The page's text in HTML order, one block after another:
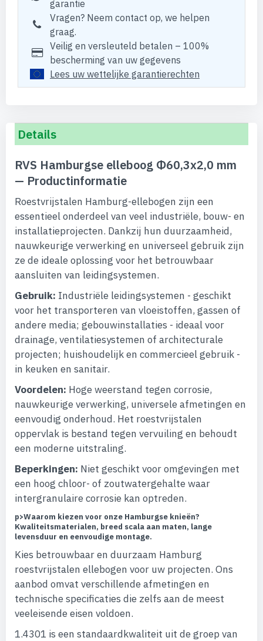
garantie
Vragen? Neem contact op, we helpen
graag.
Veilig en versleuteld betalen – 100%
bescherming van uw gegevens
Lees uw wettelijke garantierechten
Details
RVS Hamburgse elleboog Φ60,3x2,0 mm
— Productinformatie
Roestvrijstalen Hamburg-ellebogen zijn een
essentieel onderdeel van veel industriële, bouw- en
installatieprojecten. Dankzij hun duurzaamheid,
nauwkeurige verwerking en universeel gebruik zijn
ze de ideale oplossing voor het betrouwbaar
aansluiten van leidingsystemen.
Gebruik: Industriële leidingsystemen - geschikt
voor het transporteren van vloeistoffen, gassen of
andere media; gebouwinstallaties - ideaal voor
drainage, ventilatiesystemen of architecturale
projecten; huishoudelijk en commercieel gebruik -
in keuken en sanitair.
Voordelen: Hoge weerstand tegen corrosie,
nauwkeurige verwerking, universele afmetingen en
eenvoudig onderhoud. Het roestvrijstalen
oppervlak is bestand tegen vervuiling en behoudt
een moderne uitstraling.
Beperkingen: Niet geschikt voor omgevingen met
een hoog chloor- of zoutwatergehalte waar
intergranulaire corrosie kan optreden.
p>Waarom kiezen voor onze Hamburgse knieën?
Kwaliteitsmaterialen, breed scala aan maten, lange
levensduur en eenvoudige montage.
Kies betrouwbaar en duurzaam Hamburg
roestvrijstalen ellebogen voor uw projecten. Ons
aanbod omvat verschillende afmetingen en
technische specificaties die zelfs aan de meest
veeleisende eisen voldoen.
1.4301 is een standaardkwaliteit uit de groep van